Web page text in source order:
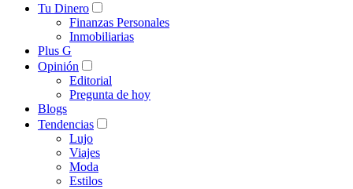
Tu Dinero
Finanzas Personales
Inmobiliarias
Plus G
Opinión
Editorial
Pregunta de hoy
Blogs
Tendencias
Lujo
Viajes
Moda
Estilos